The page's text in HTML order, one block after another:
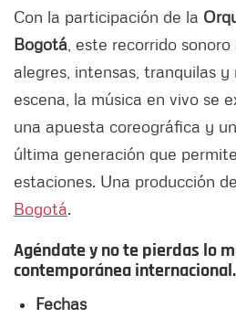
Con la participación de la
Bogotá , este recorrido
alegres, intensas, tranquilas y
escena, la música en vivo se
una apuesta coreográfica y
última generación que
estaciones. Una producción
Bogotá.
Agéndate y no te pierdas lo
contemporánea
Fechas